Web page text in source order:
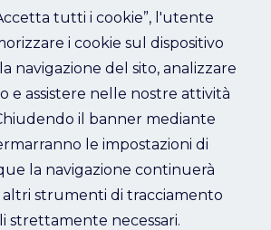
Refresh
tutti i cookie”, l'utente
i cookie sul dispositivo
navigazione del sito, analizzare
e assistere nelle nostre attività
il banner mediante
le impostazioni di
la navigazione continuerà
altri strumenti di tracciamento
strettamente necessari.